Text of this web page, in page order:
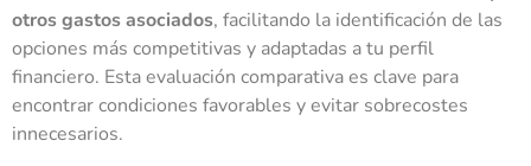
otros gastos asociados, facilitando la identificación de las
opciones más competitivas y adaptadas a tu perfil
financiero. Esta evaluación comparativa es clave para
encontrar condiciones favorables y evitar sobrecostes
innecesarios.